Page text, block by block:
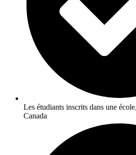
Les étudiants inscrits dans une
Canada